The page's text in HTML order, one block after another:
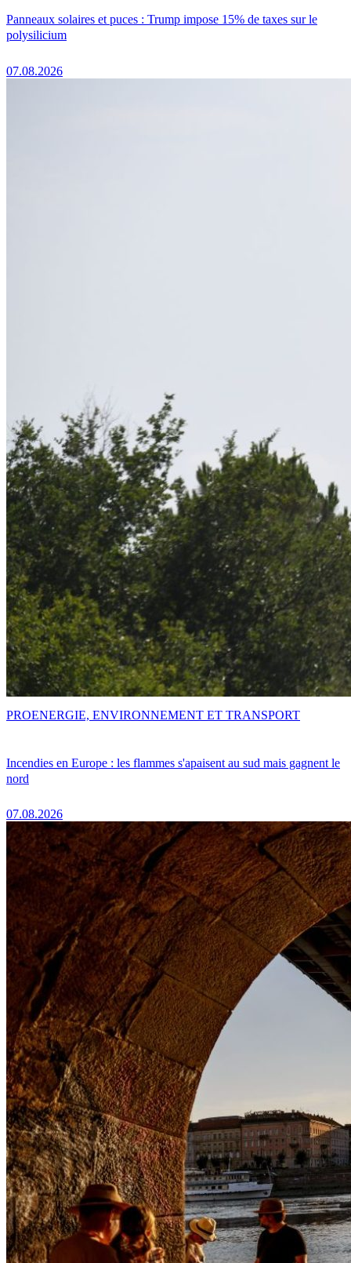
Panneaux solaires et puces : Trump impose 15% de taxes sur le
polysilicium
07.08.2026
Incendies en Europe : les flammes s'apaisent au sud mais gagnent le
nord
07.08.2026
PROENERGIE, ENVIRONNEMENT ET TRANSPORT